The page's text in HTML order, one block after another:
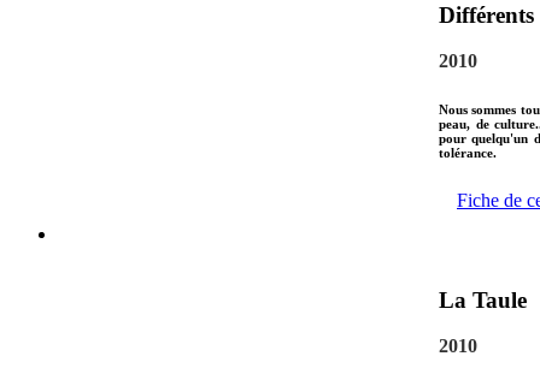
Différents
2010
Nous sommes
peau, de
pour quelqu'un
tolérance.
Fiche de
La Taule
2010